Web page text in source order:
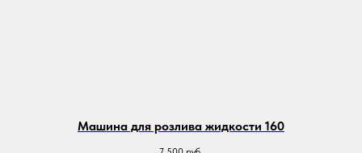
Машина для розлива жидкости 160